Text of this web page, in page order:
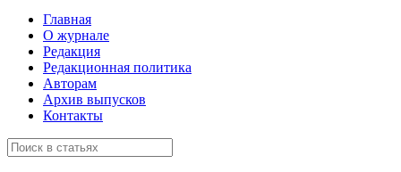
Главная
О журнале
Редакция
Редакционная политика
Авторам
Архив выпусков
Контакты